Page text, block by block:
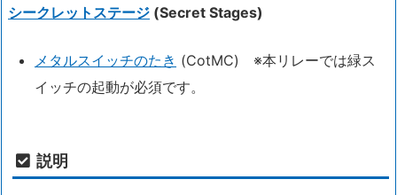
シークレットステージ (Secret Stages)
メタルスイッチのたき (CotMC) ※本リレーでは緑ス
イッチの起動が必須です。
説明